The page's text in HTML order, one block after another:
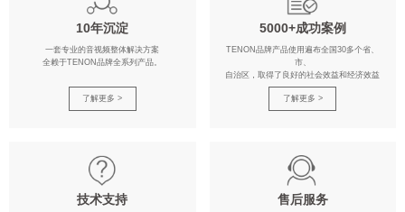
10年沉淀
一套专业的音视频整体解决方案
全赖于TENON品牌全系列产品。
了解更多 >
5000+成功案例
TENON品牌产品使用遍布全国30多个省、
市、
自治区，取得了良好的社会效益和经济效益
了解更多 >
技术支持 售后服务